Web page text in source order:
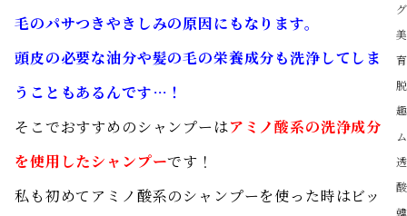
毛のパサつきやきしみの原因にもなります。
頭皮の必要な油分や髪の毛の栄養成分も洗浄してしま
うこともあるんです…！
そこでおすすめのシャンプーはアミノ酸系の洗浄成分
を使用したシャンプーです！
私も初めてアミノ酸系のシャンプーを使った時はビッ
グ
ム